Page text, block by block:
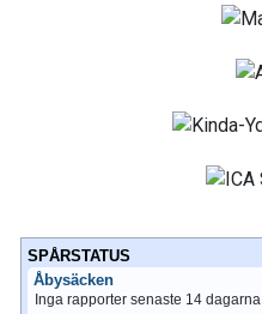
SPÅRSTATUS
Åbysäcken
Inga rapporter senaste 14 dagarna